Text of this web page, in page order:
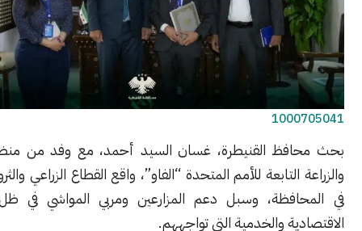
القنيطرة، غسان السيد أحمد، مع وفد من منظمة الأغذية
التابعة للأمم المتحدة “الفاو”، واقع القطاع الزراعي والثروة الحيوانية
وسبل دعم المزارعين ومربي المواشي في ظل التحديات
والخدمية التي تواجههم.